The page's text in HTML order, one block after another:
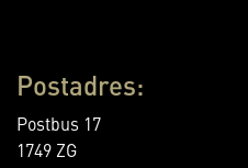
Postadres:
Postbus 17
1749 ZG